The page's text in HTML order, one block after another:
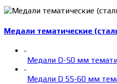
Медали тематические
-
Медали D-50 мм
-
Медали D 55-60 мм